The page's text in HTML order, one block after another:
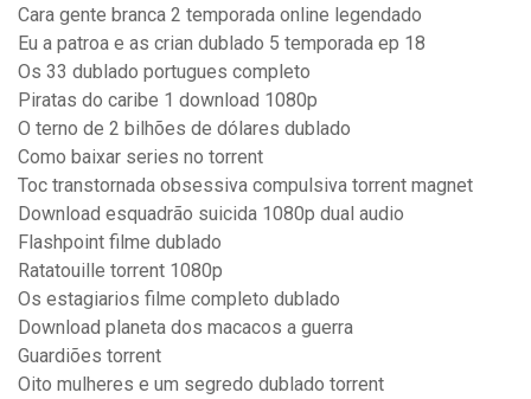
Cara gente branca 2 temporada online legendado
Eu a patroa e as crian dublado 5 temporada ep 18
Os 33 dublado portugues completo
Piratas do caribe 1 download 1080p
O terno de 2 bilhões de dólares dublado
Como baixar series no torrent
Toc transtornada obsessiva compulsiva torrent magnet
Download esquadrão suicida 1080p dual audio
Flashpoint filme dublado
Ratatouille torrent 1080p
Os estagiarios filme completo dublado
Download planeta dos macacos a guerra
Guardiões torrent
Oito mulheres e um segredo dublado torrent